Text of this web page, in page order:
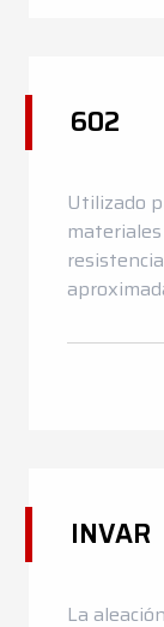
602
Utilizado
INVAR
La